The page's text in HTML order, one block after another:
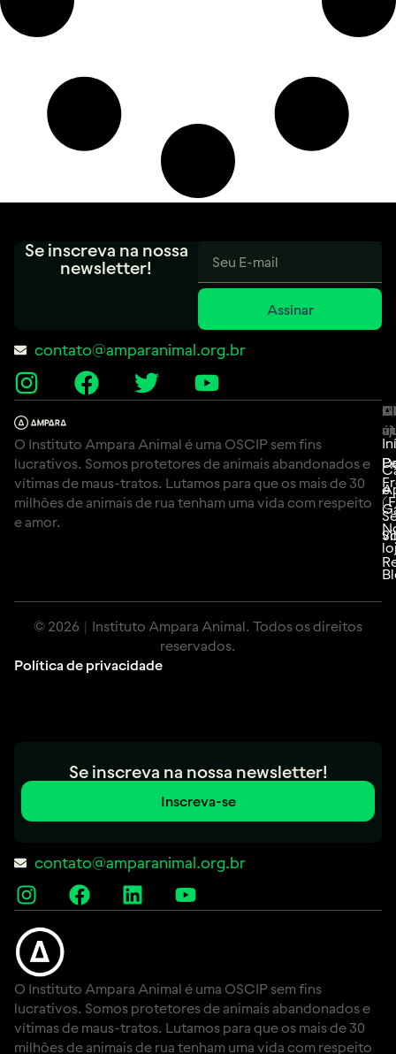
Se inscreva na nossa
newsletter!
Assinar
contato@amparanimal.org.br
O Instituto Ampara Animal é uma OSCIP sem fins
lucrativos. Somos protetores de animais abandonados e
vítimas de maus-tratos. Lutamos para que os mais de 30
milhões de animais de rua tenham uma vida com respeito
e amor.
e
© 2026 | Instituto Ampara Animal. Todos os direitos
reservados.
Política de privacidade
Se inscreva na nossa newsletter!
Inscreva-se
contato@amparanimal.org.br
O Instituto Ampara Animal é uma OSCIP sem fins
lucrativos. Somos protetores de animais abandonados e
vítimas de maus-tratos. Lutamos para que os mais de 30
milhões de animais de rua tenham uma vida com respeito